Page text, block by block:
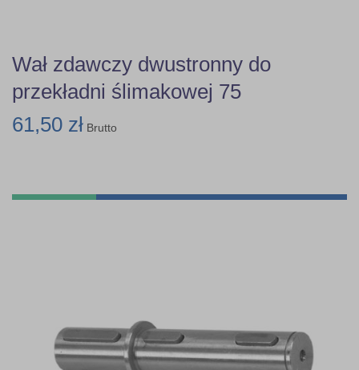
Wał zdawczy dwustronny do
przekładni ślimakowej 75
61,50 zł Brutto